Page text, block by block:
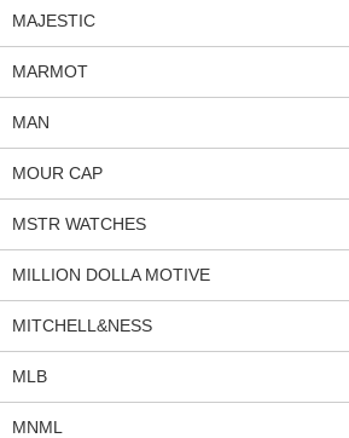
MAJESTIC
MARMOT
MAN
MOUR CAP
MSTR WATCHES
MILLION DOLLA MOTIVE
MITCHELL&NESS
MLB
MNML